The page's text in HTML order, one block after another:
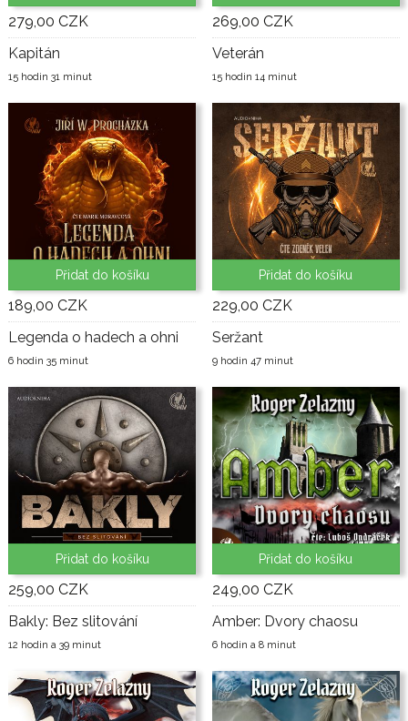
279,00 CZK
Kapitán
15 hodin 31 minut
269,00 CZK
Veterán
15 hodin 14 minut
Přidat do košíku
189,00 CZK
Legenda o hadech a ohni
6 hodin 35 minut
Přidat do košíku
229,00 CZK
Seržant
9 hodin 47 minut
Přidat do košíku
259,00 CZK
Bakly: Bez slitování
12 hodin a 39 minut
Přidat do košíku
249,00 CZK
Amber: Dvory chaosu
6 hodin a 8 minut